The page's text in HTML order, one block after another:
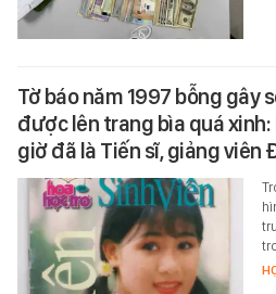
Tờ báo năm 1997 bỗng gây
được lên trang bìa quá
giờ đã là Tiến sĩ, giảng viên